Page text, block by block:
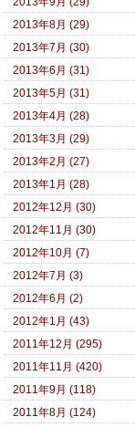
2013年8月 (29)
2013年7月 (30)
2013年6月 (31)
2013年5月 (31)
2013年4月 (28)
2013年3月 (29)
2013年2月 (27)
2013年1月 (28)
2012年12月 (30)
2012年11月 (30)
2012年10月 (7)
2012年7月 (3)
2012年6月 (2)
2012年1月 (43)
2011年12月 (295)
2011年11月 (420)
2011年9月 (118)
2011年8月 (124)